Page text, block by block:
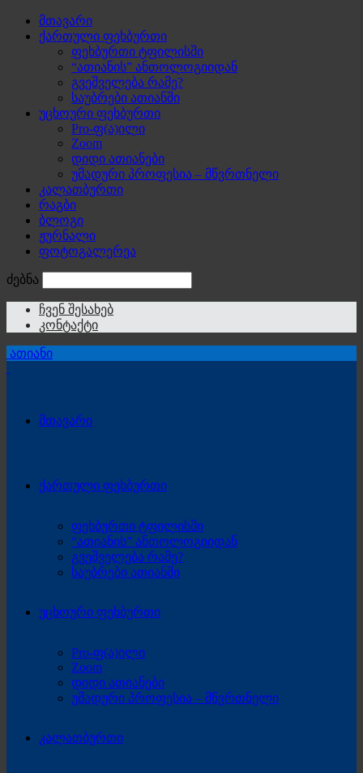
მთავარი
ქართული ფეხბურთი
ფეხბურთი ტფილისში
“ათიანის” ანთოლოგიიდან
გვეშველება რამე?
საუბრები ათიანში
უცხოური ფეხბურთი
Pro-ფ(ა)ილი
Zoom
დიდი ათიანები
უმადური პროფესია – მწვრთნელი
კალათბურთი
რაგბი
ბლოგი
ჟურნალი
ფოტოგალერეა
ძებნა
ჩვენ შესახებ
კონტაქტი
ათიანი
მთავარი
ქართული ფეხბურთი
ფეხბურთი ტფილისში
“ათიანის” ანთოლოგიიდან
გვეშველება რამე?
საუბრები ათიანში
უცხოური ფეხბურთი
Pro-ფ(ა)ილი
Zoom
დიდი ათიანები
უმადური პროფესია – მწვრთნელი
კალათბურთი